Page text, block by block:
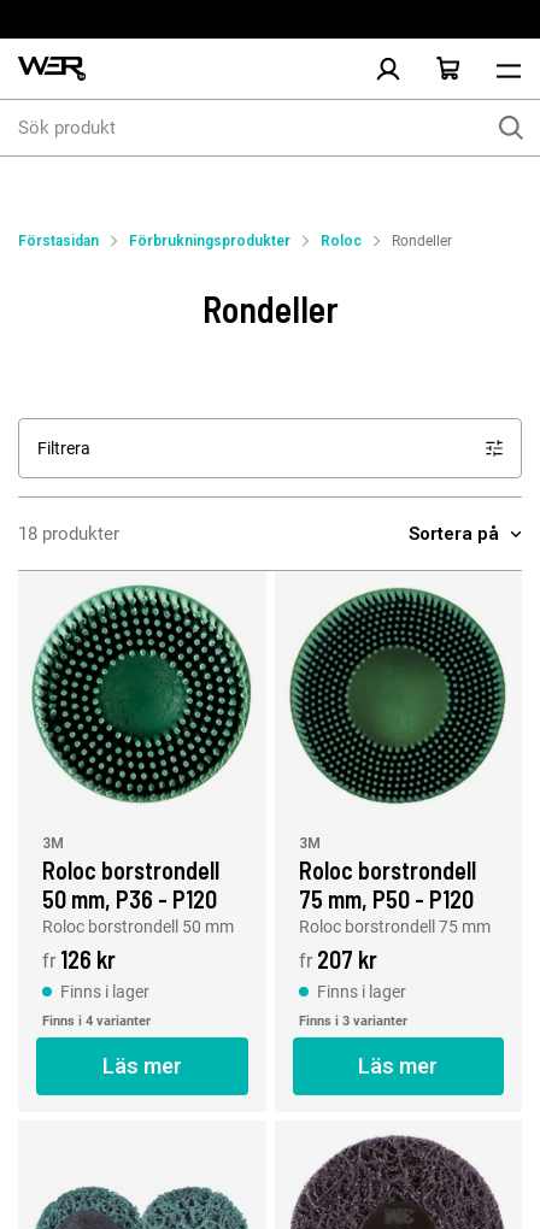
produkt
Förstasidan Förbrukningsprodukter Roloc Rondeller
Rondeller
Filtrera
18 produkter Sortera på
3M
Roloc borstrondell
50 mm, P36 - P120
Roloc borstrondell 50 mm
fr 126 kr
Finns i lager
Finns i 4 varianter
Läs mer
3M
Roloc borstrondell
75 mm, P50 - P120
Roloc borstrondell 75 mm
fr 207 kr
Finns i lager
Finns i 3 varianter
Läs mer